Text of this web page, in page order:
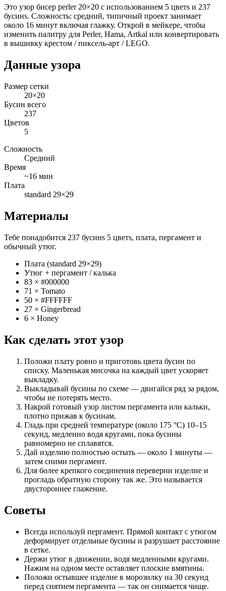
Это узор бисер perler 20×20 с использованием 5 цветs и 237
бусинs. Сложность: средний, типичный проект занимает
около 16 минут включая глажку. Открой в мейкере, чтобы
изменить палитру для Perler, Hama, Artkal или конвертировать
в вышивку крестом / пиксель-арт / LEGO.
Данные узора
Размер сетки
20×20
Бусин всего
237
Цветов
5
Сложность
Средний
Время
~16 мин
Плата
standard 29×29
Материалы
Тебе понадобится 237 бусинs 5 цветs, плата, пергамент и
обычный утюг.
Плата (standard 29×29)
Утюг + пергамент / калька
83 × #000000
71 × Tomato
50 × #FFFFFF
27 × Gingerbread
6 × Honey
Как сделать этот узор
Положи плату ровно и приготовь цвета бусин по
списку. Маленькая мисочка на каждый цвет ускоряет
выкладку.
Выкладывай бусины по схеме — двигайся ряд за рядом,
чтобы не потерять место.
Накрой готовый узор листом пергамента или кальки,
плотно прижав к бусинам.
Гладь при средней температуре (около 175 °C) 10–15
секунд, медленно водя кругами, пока бусины
равномерно не сплавятся.
Дай изделию полностью остыть — около 1 минуты —
затем сними пергамент.
Для более крепкого соединения переверни изделие и
прогладь обратную сторону так же. Это называется
двустороннее глажение.
Советы
Всегда используй пергамент. Прямой контакт с утюгом
деформирует отдельные бусины и разрушает расстояние
в сетке.
Держи утюг в движении, водя медленными кругами.
Нажим на одном месте оставляет плоские вмятины.
Положи остывшее изделие в морозилку на 30 секунд
перед снятием пергамента — так он снимается чище.